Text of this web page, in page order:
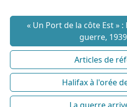
« Un Port de la côte Est »
guerre,
Articles de
Halifax à l'orée